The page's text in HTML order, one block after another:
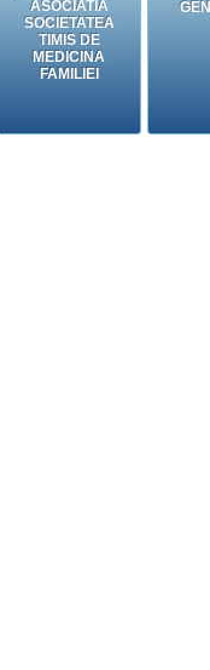
ASOCIATIA
SOCIETATEA
TIMIS DE
MEDICINA
FAMILIEI